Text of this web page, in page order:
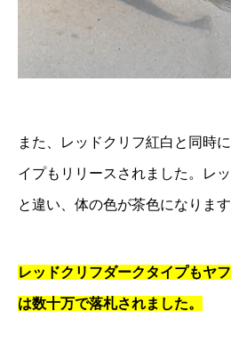
また、レッドクリフ紅白と同時
イプもリリースされました。レ
と違い、体の色が茶色になります
レッドクリフダークタイプもヤ
は数十万で落札されました。